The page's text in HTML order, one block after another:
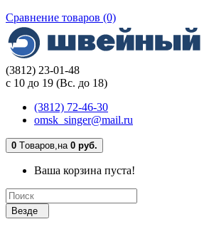
Сравнение товаров (0)
(3812) 23-01-48
с 10 до 19 (Вс. до 18)
(3812) 72-46-30
omsk_singer@mail.ru
0 Tоваров,на 0 руб.
Ваша корзина пуста!
Везде